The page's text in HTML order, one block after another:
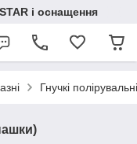
і оснащення
Гнучкі